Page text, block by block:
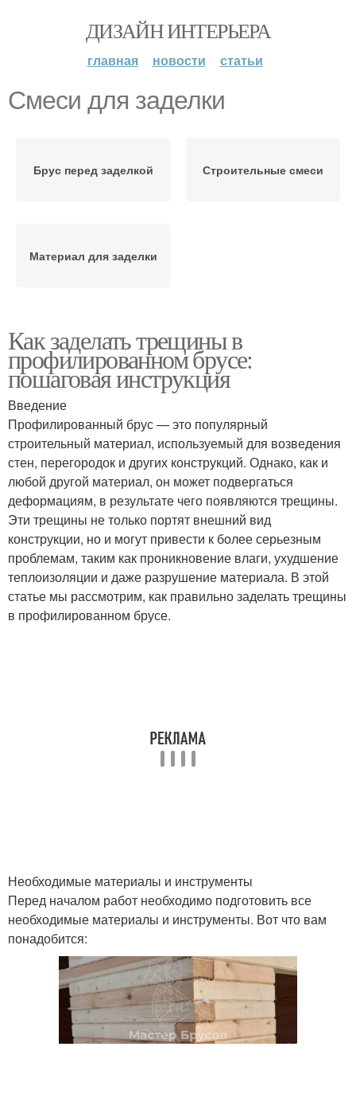
ДИЗАЙН ИНТЕРЬЕРА
главная новости статьи
Смеси для заделки
Брус перед заделкой Строительные смеси
Материал для заделки
Как заделать трещины в
профилированном брусе:
пошаговая инструкция
Введение
Профилированный брус — это популярный
строительный материал, используемый для возведения
стен, перегородок и других конструкций. Однако, как и
любой другой материал, он может подвергаться
деформациям, в результате чего появляются трещины.
Эти трещины не только портят внешний вид
конструкции, но и могут привести к более серьезным
проблемам, таким как проникновение влаги, ухудшение
теплоизоляции и даже разрушение материала. В этой
статье мы рассмотрим, как правильно заделать трещины
в профилированном брусе.
Необходимые материалы и инструменты
Перед началом работ необходимо подготовить все
необходимые материалы и инструменты. Вот что вам
понадобится: